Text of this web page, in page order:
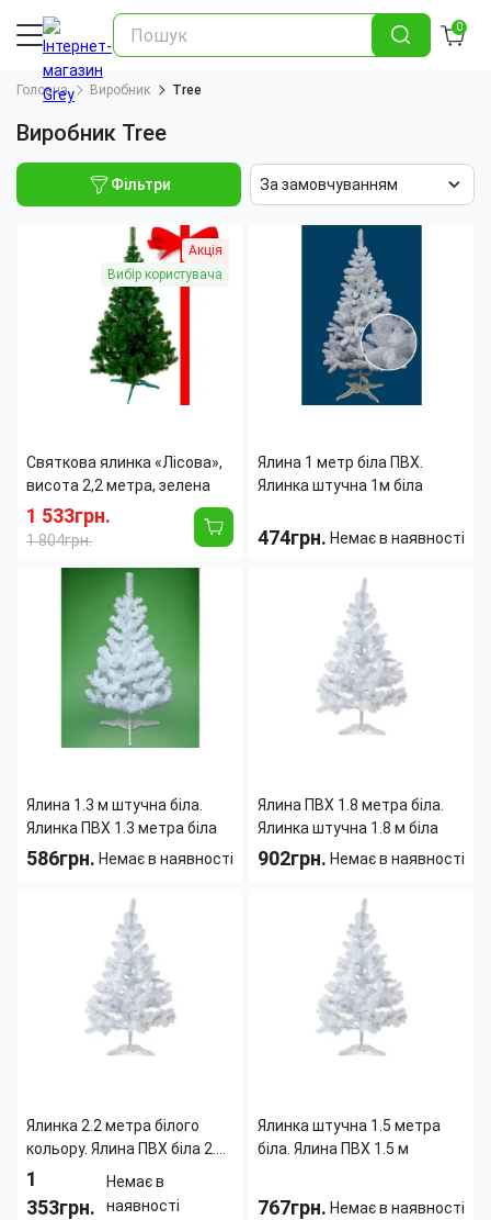
0
Головна Виробник Tree
Виробник Tree
Фільтри За замовчуванням
Акція
Вибір користувача
Святкова ялинка «Лісова»,
висота 2,2 метра, зелена
1 533грн.
1 804грн.
ель
искусственная
Высота дерева:2.2 м
Конструкция
Ствольная
Подставка:Да
Ялина 1 метр біла ПВХ.
Ялинка штучна 1м біла
474грн. Немає в наявності
искусственная
Высота дерева: 1 м
Конструкция
Ствольная
Подставка:Да
Ялина 1.3 м штучна біла.
Ялинка ПВХ 1.3 метра біла
586грн. Немає в наявності
искусственная
Высота дерева: 1.3 м
Конструкция
Ствольная
Подставка:Да
Ялина ПВХ 1.8 метра біла.
Ялинка штучна 1.8 м біла
902грн. Немає в наявності
искусственная
Высота дерева: 1.8 м
Конструкция
Ствольная
Подставка:Да
Ялинка 2.2 метра білого
кольору. Ялина ПВХ біла 2.2
м
1
353грн.
Немає в
наявності
Ялинка штучна 1.5 метра
біла. Ялина ПВХ 1.5 м
767грн. Немає в наявності